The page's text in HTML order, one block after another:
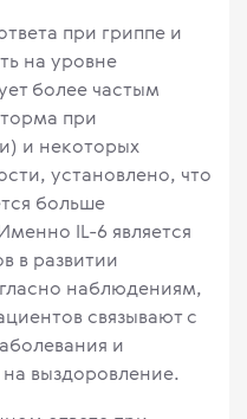
при гриппе и
на уровне
более частым
при
и некоторых
установлено, что
больше
IL-6 является
в развитии
наблюдениям,
связывают с
и
выздоровление.